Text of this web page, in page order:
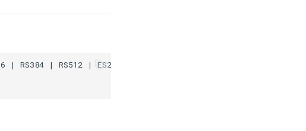
RS384 | RS512 | ES256 | ES384 | ES512;